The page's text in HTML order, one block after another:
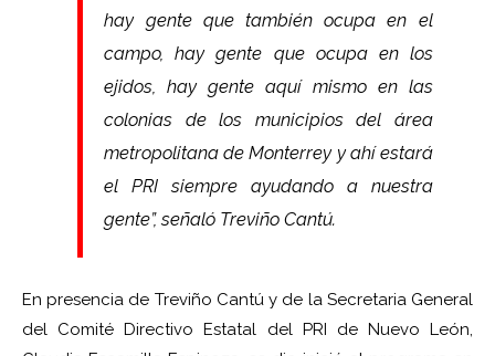
hay gente que también ocupa en el
campo, hay gente que ocupa en los
ejidos, hay gente aquí mismo en las
colonias de los municipios del área
metropolitana de Monterrey y ahí estará
el PRI siempre ayudando a nuestra
gente”, señaló Treviño Cantú.
En presencia de Treviño Cantú y de la Secretaria General
del Comité Directivo Estatal del PRI de Nuevo León,